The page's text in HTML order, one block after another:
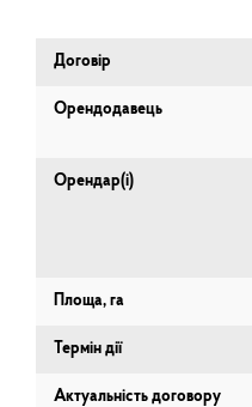
Договір
Орендодавець
Орендар(і)
Площа, га
Термін дії
Актуальність договору